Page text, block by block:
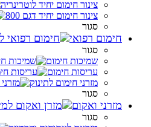
צינור חימום יחיד לוטרינריה
צינור חימום יחיד דגם 800
סגור
חימום רפואי
סגור
שמיכות חימום
עריסות חימום
מזרני חימום לתינוק
סגור
מזרני ואקום
סגור